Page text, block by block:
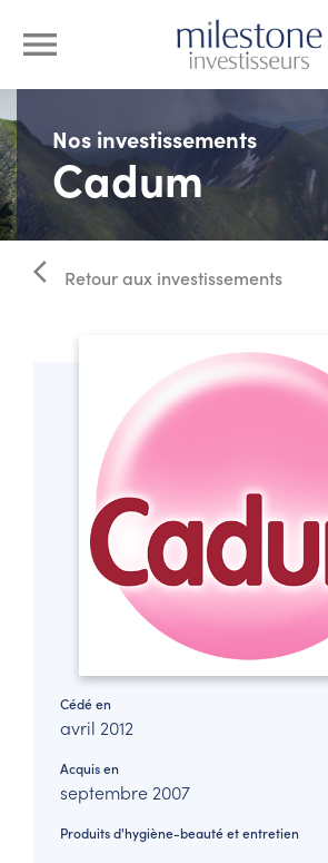
menu
à propos
notre équipe
vivier de dirigeants
actualités
Nos investissements
Cadum
arrow_back_ios Retour aux investissements
Cédé en
avril 2012
Acquis en
septembre 2007
Produits d'hygiène-beauté et entretien